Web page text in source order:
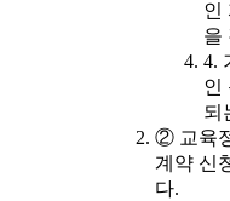
인
을
4.
인
되
② 교육
계약 신
다.